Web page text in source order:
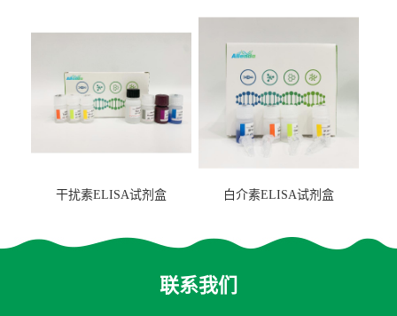
盒
干扰素ELISA试剂盒 白介素ELISA试剂盒
联系我们